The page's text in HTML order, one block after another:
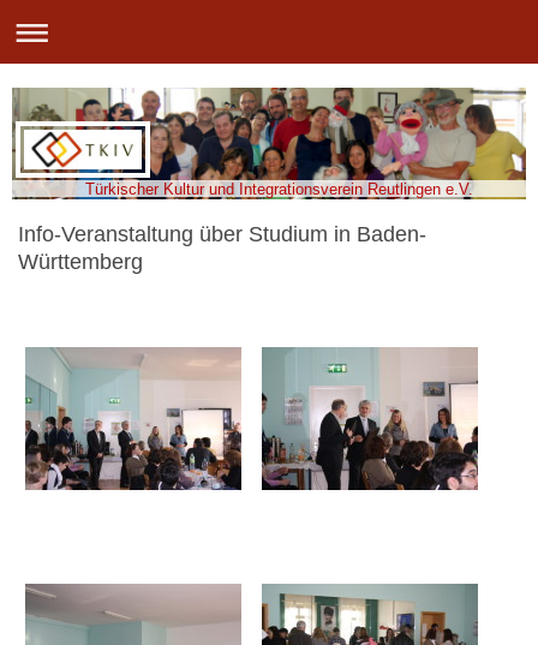
Türkischer Kultur und Integrationsverein Reutlingen e.V.
Info-Veranstaltung über Studium in Baden-
Württemberg